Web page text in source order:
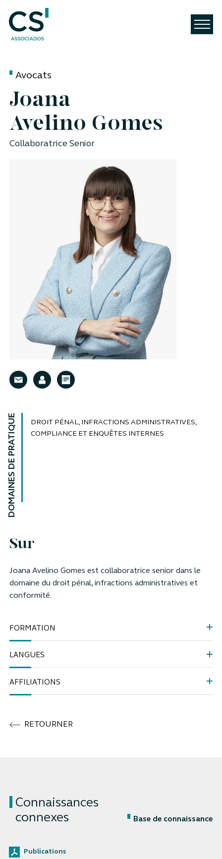
Avocats
Joana
Avelino Gomes
Collaboratrice Senior
DOMAINES DE PRATIQUE
DROIT PÉNAL, INFRACTIONS ADMINISTRATIVES,
COMPLIANCE ET ENQUÊTES INTERNES
Sur
Joana Avelino Gomes est collaboratrice senior dans le
domaine du droit pénal, infractions administratives et
conformité.
FORMATION
LANGUES
AFFILIATIONS
RETOURNER
Connaissances
connexes
Base de connaissance
Publications